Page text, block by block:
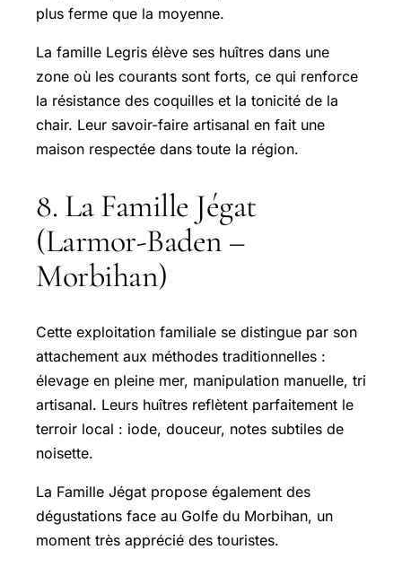
plus ferme que la moyenne.
La famille Legris élève ses huîtres dans une
zone où les courants sont forts, ce qui renforce
la résistance des coquilles et la tonicité de la
chair. Leur savoir-faire artisanal en fait une
maison respectée dans toute la région.
8. La Famille Jégat
(Larmor-Baden –
Morbihan)
Cette exploitation familiale se distingue par son
attachement aux méthodes traditionnelles :
élevage en pleine mer, manipulation manuelle, tri
artisanal. Leurs huîtres reflètent parfaitement le
terroir local : iode, douceur, notes subtiles de
noisette.
La Famille Jégat propose également des
dégustations face au Golfe du Morbihan, un
moment très apprécié des touristes.